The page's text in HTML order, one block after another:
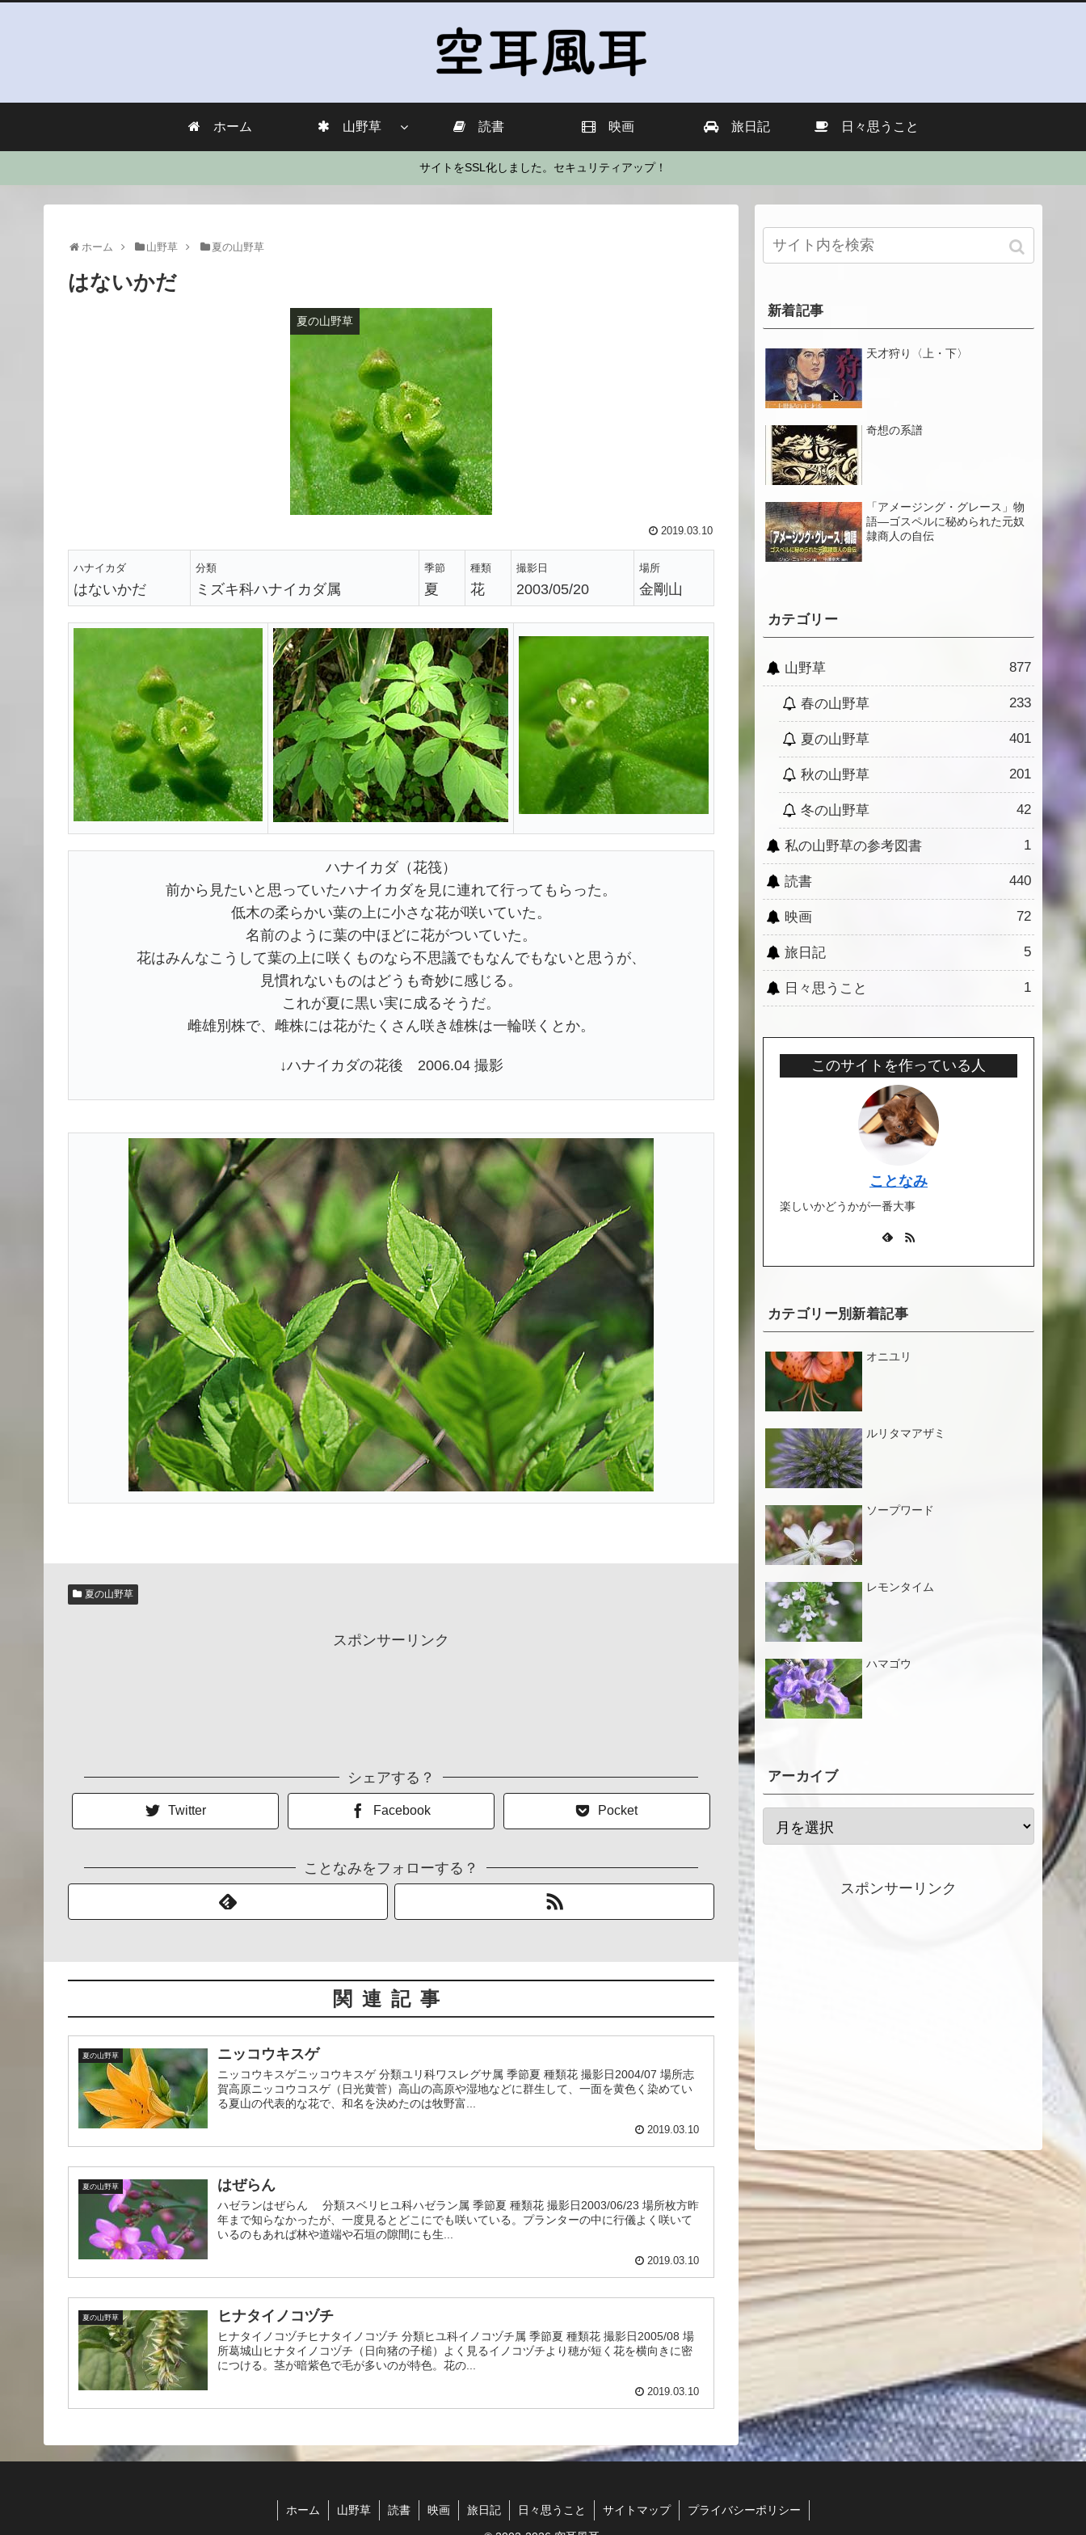
ホーム 山野草 読書 映画 旅日記 日々思うこと
サイトをSSL化しました。セキュリティアップ！
ホーム 山野草 夏の山野草
はないかだ
夏の山野草
2019.03.10
ハナイカダ
はないかだ
分類
ミズキ科ハナイカダ属
季節
夏
種類
花
撮影日
2003/05/20
場所
金剛山
ハナイカダ（花筏）
前から見たいと思っていたハナイカダを見に連れて行ってもらった。
低木の柔らかい葉の上に小さな花が咲いていた。
名前のように葉の中ほどに花がついていた。
花はみんなこうして葉の上に咲くものなら不思議でもなんでもないと思うが、
見慣れないものはどうも奇妙に感じる。
これが夏に黒い実に成るそうだ。
雌雄別株で、雌株には花がたくさん咲き雄株は一輪咲くとか。
↓ハナイカダの花後 2006.04 撮影
夏の山野草
スポンサーリンク
シェアする？
Twitter Facebook Pocket
ことなみをフォローする？
関連記事
夏の山野草 ニッコウキスゲ
ニッコウキスゲニッコウキスゲ 分類ユリ科ワスレグサ属 季節夏 種類花 撮影日2004/07 場所志
賀高原ニッコウコスゲ（日光黄菅）高山の高原や湿地などに群生して、一面を黄色く染めてい
る夏山の代表的な花で、和名を決めたのは牧野富...
2019.03.10
夏の山野草 はぜらん
ハゼランはぜらん 分類スベリヒユ科ハゼラン属 季節夏 種類花 撮影日2003/06/23 場所枚方昨
年まで知らなかったが、一度見るとどこにでも咲いている。プランターの中に行儀よく咲いて
いるのもあれば林や道端や石垣の隙間にも生...
2019.03.10
夏の山野草 ヒナタイノコヅチ
ヒナタイノコヅチヒナタイノコヅチ 分類ヒユ科イノコヅチ属 季節夏 種類花 撮影日2005/08 場
所葛城山ヒナタイノコヅチ（日向猪の子槌）よく見るイノコヅチより穂が短く花を横向きに密
につける。茎が暗紫色で毛が多いのが特色。花の...
2019.03.10
新着記事
天才狩り〈上・下〉
奇想の系譜
「アメージング・グレース」物
語―ゴスペルに秘められた元奴
隷商人の自伝
カテゴリー
山野草 877
春の山野草 233
夏の山野草 401
秋の山野草 201
冬の山野草 42
私の山野草の参考図書 1
読書 440
映画 72
旅日記 5
日々思うこと 1
このサイトを作っている人
ことなみ
楽しいかどうかが一番大事
カテゴリー別新着記事
オニユリ
ルリタマアザミ
ソープワード
レモンタイム
ハマゴウ
アーカイブ
スポンサーリンク
ホーム 山野草 読書 映画 旅日記 日々思うこと サイトマップ プライバシーポリシー